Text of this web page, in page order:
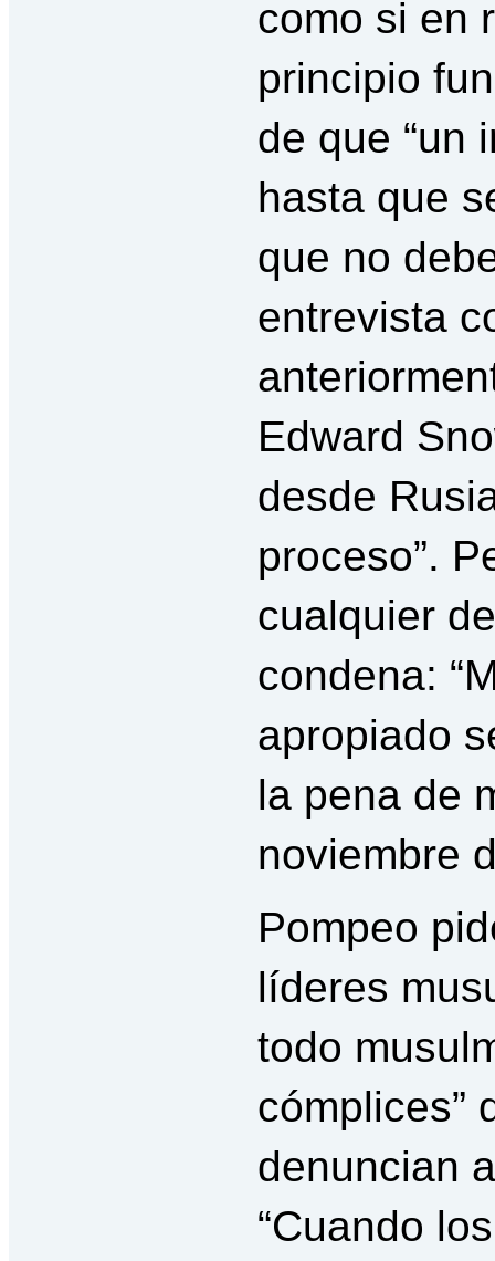
como si en
principio
de que “un
hasta que
que no
entrevista
Edward
desde
proceso”.
cualquier
condena:
apropiado
la pena de
noviembre
Pompeo
líderes
todo
cómplices”
denuncian
“Cuando